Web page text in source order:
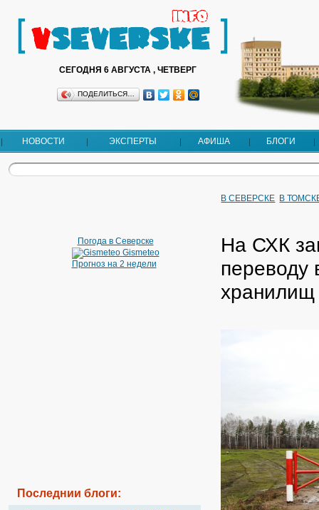
СЕГОДНЯ 6 АВГУСТА , ЧЕТВЕРГ
ПОДЕЛИТЬСЯ…
НОВОСТИ ЭКСПЕРТЫ АФИША БЛОГИ
Погода в Северске
Gismeteo
Прогноз на 2 недели
Последнии блоги:
В СЕВЕРСКЕ В
На СХК
переводу
хранилищ